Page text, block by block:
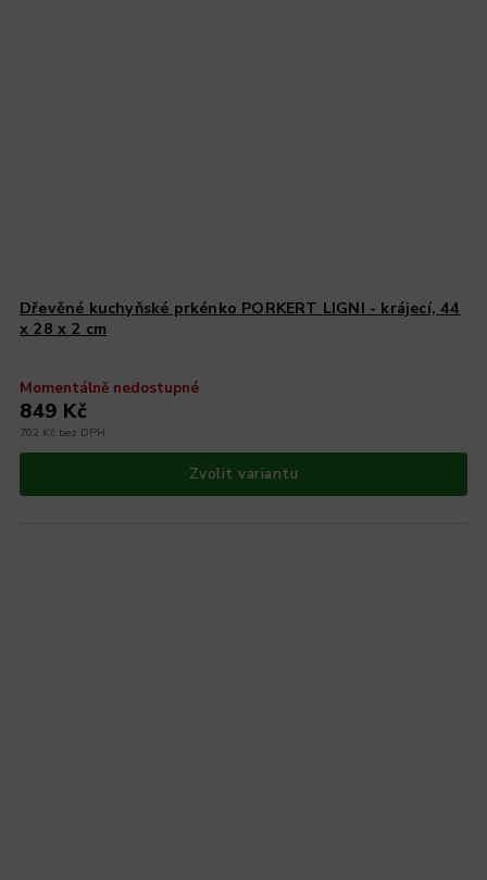
Dřevěné kuchyňské prkénko PORKERT LIGNI - krájecí, 44
x 28 x 2 cm
Momentálně nedostupné
702 Kč bez DPH
849 Kč
Zvolit variantu